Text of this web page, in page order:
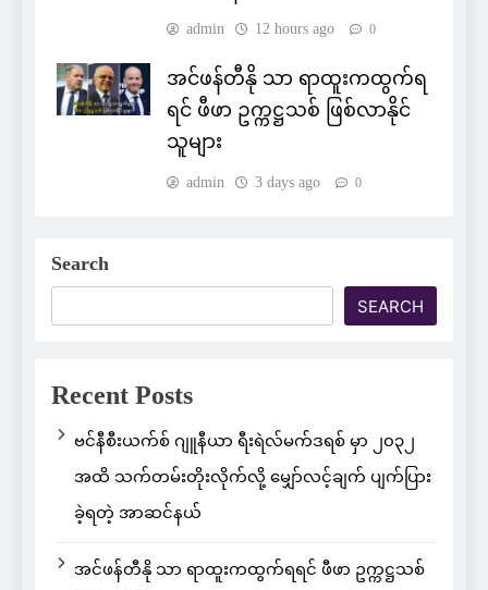
admin 12 hours ago 0
အင်ဖန်တီနို သာ ရာထူးကထွက်ရ
ရင် ဖီဖာ ဥက္ကဋ္ဌသစ် ဖြစ်လာနိုင်
သူများ
admin 3 days ago 0
Search
SEARCH
Recent Posts
ဗင်နီစီးယက်စ် ဂျူနီယာ ရီးရဲလ်မက်ဒရစ် မှာ ၂၀၃၂
အထိ သက်တမ်းတိုးလိုက်လို့ မျှော်လင့်ချက် ပျက်ပြား
ခဲ့ရတဲ့ အာဆင်နယ်
အင်ဖန်တီနို သာ ရာထူးကထွက်ရရင် ဖီဖာ ဥက္ကဋ္ဌသစ်